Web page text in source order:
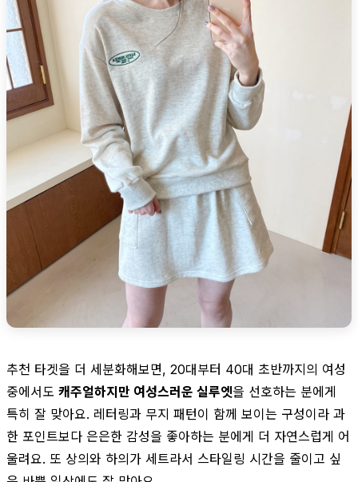
추천 타겟을 더 세분화해보면, 20대부터 40대 초반까지의 여성
중에서도 캐주얼하지만 여성스러운 실루엣을 선호하는 분에게
특히 잘 맞아요. 레터링과 무지 패턴이 함께 보이는 구성이라 과
한 포인트보다 은은한 감성을 좋아하는 분에게 더 자연스럽게 어
울려요. 또 상의와 하의가 세트라서 스타일링 시간을 줄이고 싶